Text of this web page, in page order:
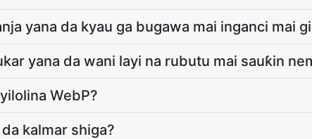
yana da kyau ga bugawa mai inganci mai
yana da wani layi na rubutu mai sauƙin
WebP?
kalmar shiga?